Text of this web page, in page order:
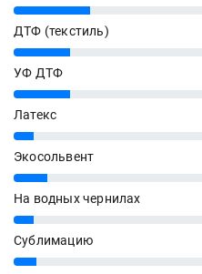
27%
ДТФ (текстиль)
20%
УФ ДТФ
20%
Латекс
7%
Экосольвент
12%
На водных чернилах
7%
Сублимацию
8%